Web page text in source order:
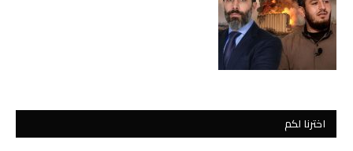
اخترنا لكم